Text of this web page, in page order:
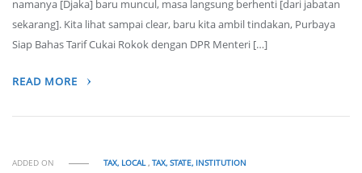
namanya [Djaka] baru muncul, masa langsung berhenti [dari jabatan
sekarang]. Kita lihat sampai clear, baru kita ambil tindakan, Purbaya
Siap Bahas Tarif Cukai Rokok dengan DPR Menteri […]
READ MORE
ADDED ON TAX, LOCAL,TAX, STATE, INSTITUTION